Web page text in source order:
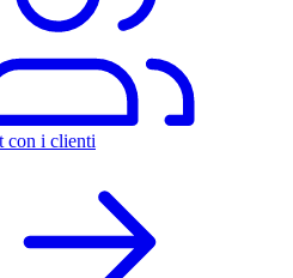
con i clienti